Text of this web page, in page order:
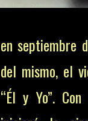
en septiembre
del mismo, el
“Él y Yo”.